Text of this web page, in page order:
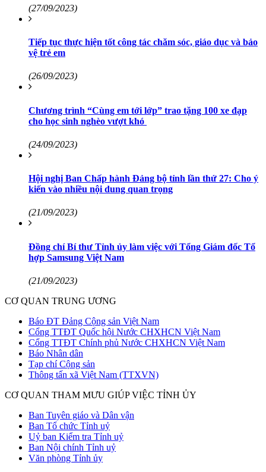
(27/09/2023)
Tiếp tục thực hiện tốt công tác chăm sóc, giáo dục và bảo
vệ trẻ em
(26/09/2023)
Chương trình “Cùng em tới lớp” trao tặng 100 xe đạp
cho học sinh nghèo vượt khó
(24/09/2023)
Hội nghị Ban Chấp hành Đảng bộ tỉnh lần thứ 27: Cho ý
kiến vào nhiều nội dung quan trọng
(21/09/2023)
Đồng chí Bí thư Tỉnh ủy làm việc với Tổng Giám đốc Tổ
hợp Samsung Việt Nam
(21/09/2023)
CƠ QUAN TRUNG ƯƠNG
Báo ĐT Đảng Cộng sản Việt Nam
Cổng TTĐT Quốc hội Nước CHXHCN Việt Nam
Cổng TTĐT Chính phủ Nước CHXHCN Việt Nam
Báo Nhân dân
Tạp chí Cộng sản
Thông tấn xã Việt Nam (TTXVN)
CƠ QUAN THAM MƯU GIÚP VIỆC TỈNH ỦY
Ban Tuyên giáo và Dân vận
Ban Tổ chức Tỉnh uỷ
Uỷ ban Kiểm tra Tỉnh uỷ
Ban Nội chính Tỉnh uỷ
Văn phòng Tỉnh ủy